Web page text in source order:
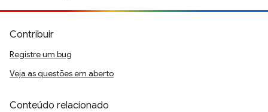
Contribuir
Registre um bug
Veja as questões em aberto
Conteúdo relacionado